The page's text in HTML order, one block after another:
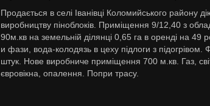
Продається в селі Іванівці Коломийського району
виробництву піноблоків. Приміщення 9/12,40 з
90м.кв на земельній ділянці 0,65 га в оренді на 49
и фази, вода-колодязь в цеху підлоги з
штук. Нове виробниче приміщення 700 м.кв. Газ,
євровікна, опалення. Попри трасу.